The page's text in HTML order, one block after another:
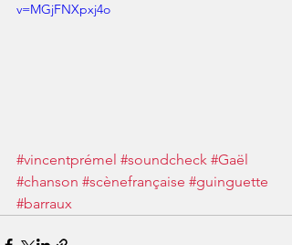
v=MGjFNXpxj4o
#vincentprémel #soundcheck #Gaël
#chanson #scènefrançaise #guinguette
#barraux